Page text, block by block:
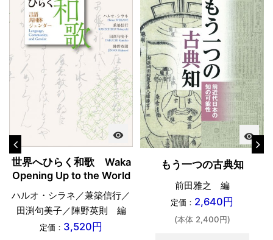
visibility
世界へひらく和歌 Waka
Opening Up to the World
ハルオ・シラネ／兼築信行／
田渕句美子／陣野英則 編
定価： 3,520円
visibility
もう一つの古典知
前田雅之 編
定価： 2,640円
(本体 2,400円)